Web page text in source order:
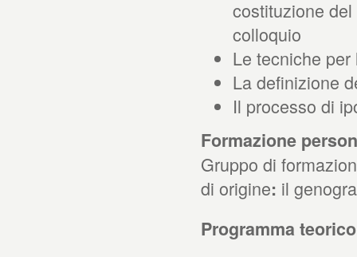
costituzione
colloquio
Le tecniche
La definizione
Il processo di
Formazione
Gruppo di
di origine: il
Programma